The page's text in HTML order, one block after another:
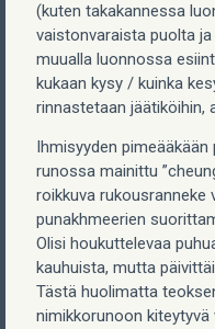
(kuten takakannessa
vaistonvaraista puolta
muualla luonnossa
kukaan kysy / kuinka
rinnastetaan jäätiköihin,
Ihmisyyden
runossa mainittu
roikkuva rukousranneke
punakhmeerien
Olisi houkuttelevaa
kauhuista, mutta
Tästä huolimatta
nimikkorunoon kiteytyvä